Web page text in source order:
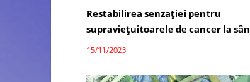
Restabilirea senzației pentru
supraviețuitoarele de cancer la sân
15/11/2023